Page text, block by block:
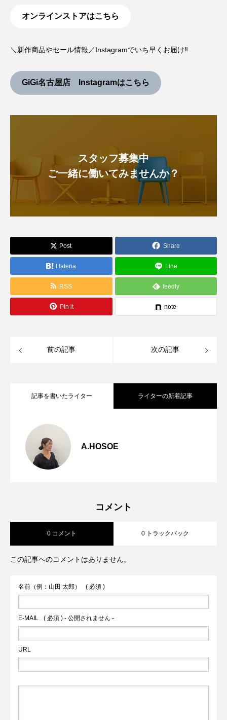
オンラインストアはこちら
＼新作商品やセール情報／Instagramでいち早くお届け‼︎
GiGi名古屋店 Instagramはこちら
スタッフ募集中
ご一緒に働いてみませんか？
Post Share
Hatena Line
RSS feedly
Pin it note
前の記事 次の記事
記事を書いたライター ライターの新着記事
A.HOSOE
2026.08.04
2026.07.27
FRONCE】
コメント
0 コメント 0 トラックバック
この記事へのコメントはありません。
名前（例：山田 太郎） ( 必須 )
E-MAIL ( 必須 ) - 公開されません -
URL